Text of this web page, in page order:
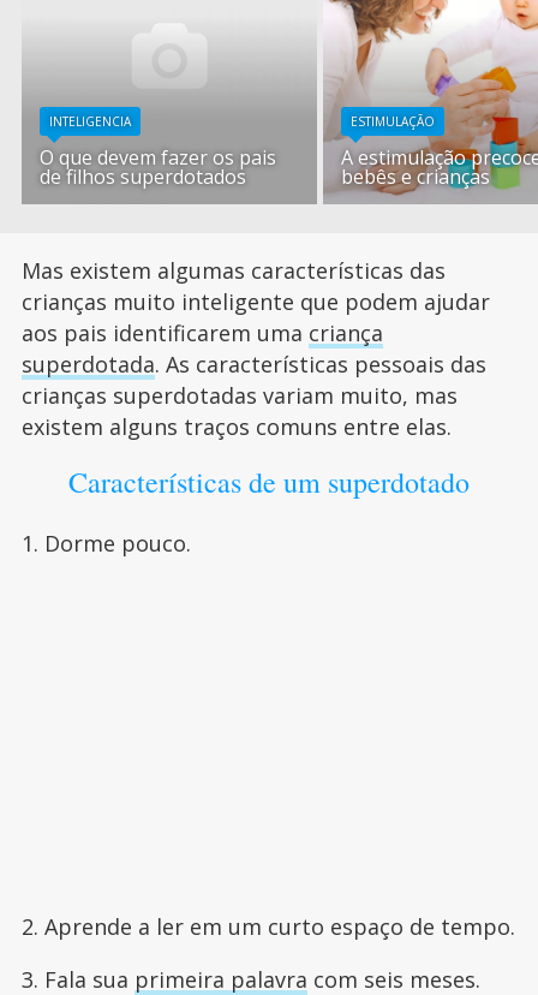
INTELIGENCIA
O que devem fazer os pais
de filhos superdotados
ESTIMULAÇÃO
A estimulação
bebês e crianças
Mas existem algumas características das
crianças muito inteligente que podem ajudar
aos pais identificarem uma criança
superdotada. As características pessoais das
crianças superdotadas variam muito, mas
existem alguns traços comuns entre elas.
Características de um superdotado
1. Dorme pouco.
2. Aprende a ler em um curto espaço de tempo.
3. Fala sua primeira palavra com seis meses.